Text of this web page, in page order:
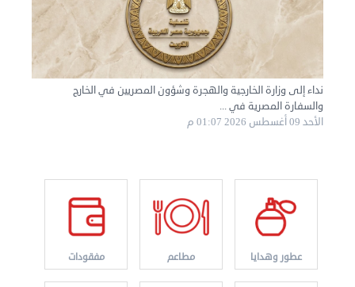
نقل عفش الكويت 50636444 فك وتركيب ايكيا محلي ...
نداء إلى وزارة الخارجية والهجرة وشؤون المصريين في الخارج
والسفارة المصرية في ...
الأحد 09 أغسطس 2026 01:07 م
عطور وهدايا مطاعم مفقودات